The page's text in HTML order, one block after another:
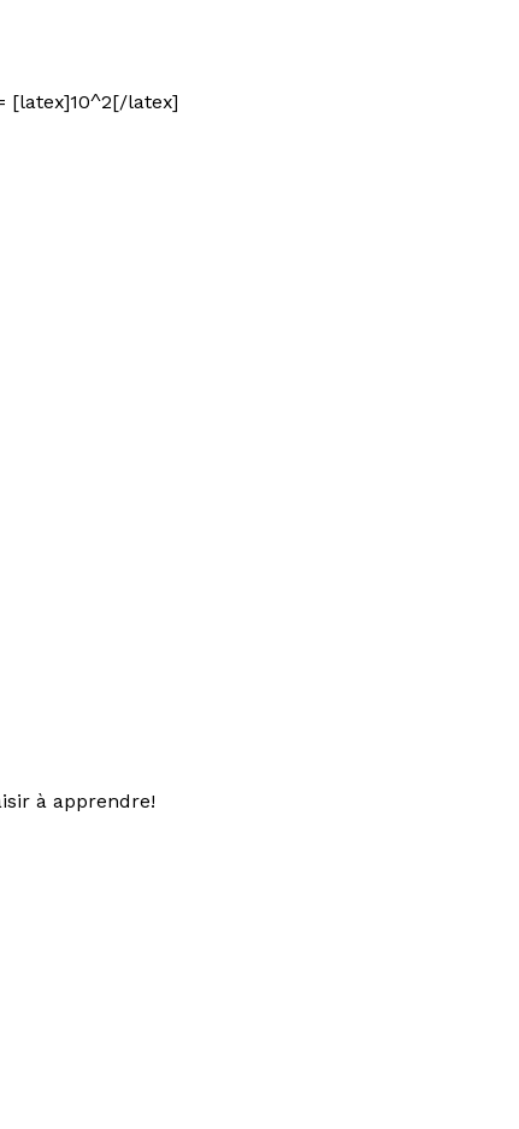
[latex]10^2[/latex]
à apprendre!